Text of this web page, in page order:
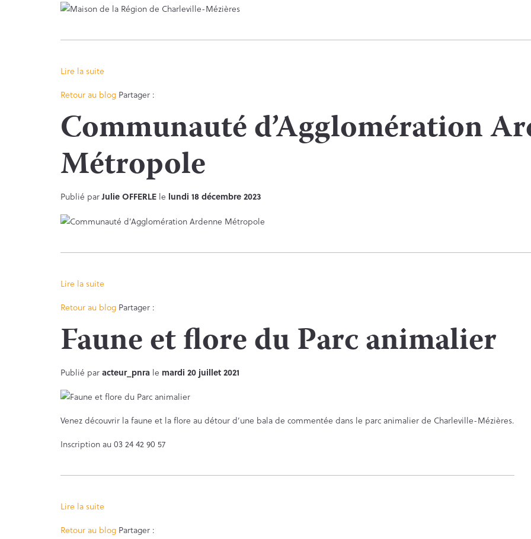
Lire la suite
Retour au blog Partager :
Communauté d’Agglomération
Métropole
Publié parJulie OFFERLE le lundi 18 décembre 2023
Lire la suite
Retour au blog Partager :
Faune et flore du Parc animalier
Publié paracteur_pnra le mardi 20 juillet 2021
Venez découvrir la faune et la flore au détour d’une bala de commentée dans le parc animalier de Charleville-Mézières.
Inscription au 03 24 42 90 57
Lire la suite
Retour au blog Partager :